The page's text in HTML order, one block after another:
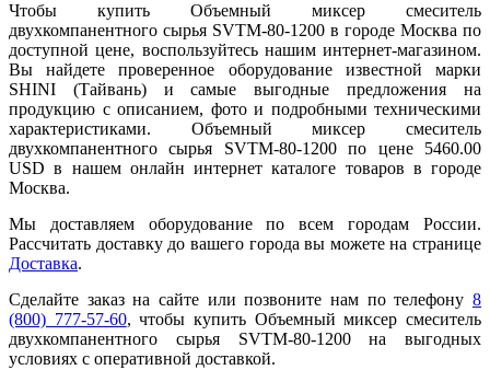
Чтобы купить Объемный миксер смеситель
двухкомпанентного сырья SVTM-80-1200 в городе Москва по
доступной цене, воспользуйтесь нашим интернет-магазином.
Вы найдете проверенное оборудование известной марки
SHINI (Тайвань) и самые выгодные предложения на
продукцию с описанием, фото и подробными техническими
характеристиками. Объемный миксер смеситель
двухкомпанентного сырья SVTM-80-1200 по цене 5460.00
USD в нашем онлайн интернет каталоге товаров в городе
Москва.
Мы доставляем оборудование по всем городам России.
Рассчитать доставку до вашего города вы можете на странице
Доставка.
Сделайте заказ на сайте или позвоните нам по телефону 8
(800) 777-57-60, чтобы купить Объемный миксер смеситель
двухкомпанентного сырья SVTM-80-1200 на выгодных
условиях с оперативной доставкой.